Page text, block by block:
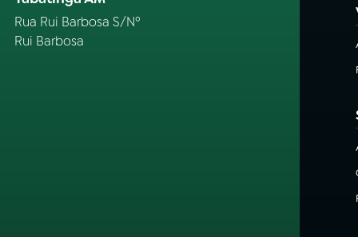
Rua Rui Barbosa S/Nº
Rui Barbosa